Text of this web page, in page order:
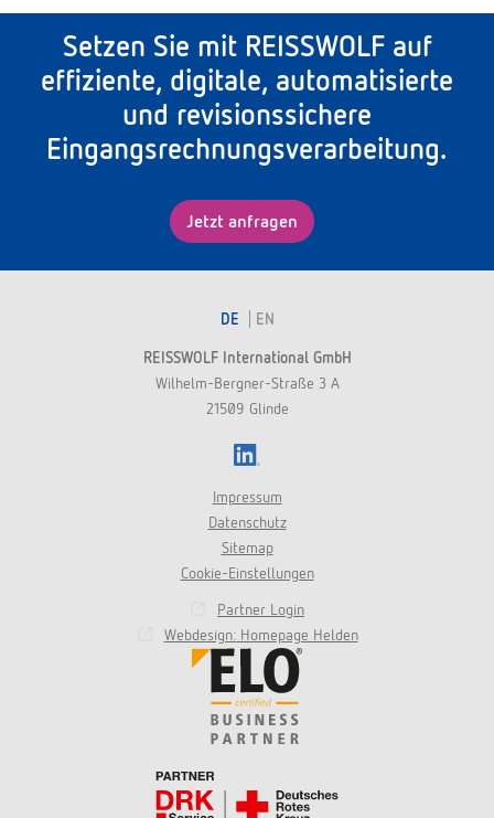
Setzen Sie mit REISSWOLF auf
effiziente, digitale, automatisierte
und revisionssichere
Eingangsrechnungsverarbeitung.
Jetzt anfragen
DE EN
REISSWOLF International GmbH
Wilhelm-Bergner-Straße 3 A
21509 Glinde
Impressum
Datenschutz
Sitemap
Cookie-Einstellungen
Partner Login
Webdesign: Homepage Helden